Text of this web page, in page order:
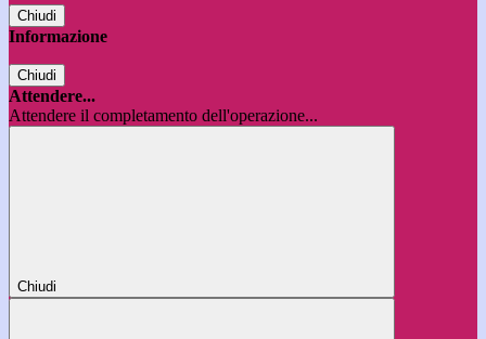
Chiudi
Informazione
Chiudi
Attendere...
Attendere il completamento dell'operazione...
Chiudi